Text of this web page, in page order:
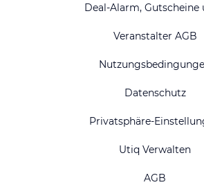
Deal-Alarm, Gutscheine
Veranstalter AGB
Datenschutz
Privatsphäre-
Utiq Verwalten
AGB